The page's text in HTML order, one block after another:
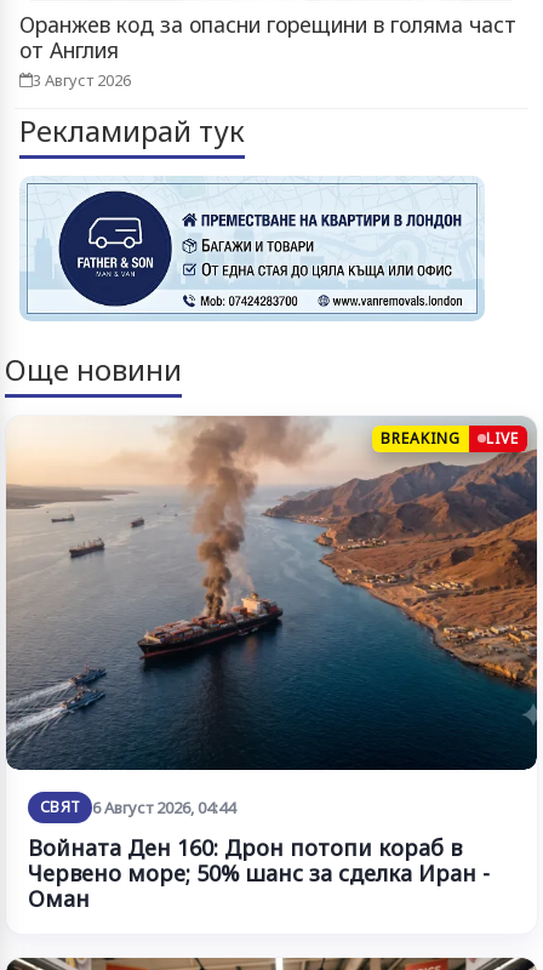
Оранжев код за опасни горещини в голяма част
от Англия
3 Август 2026
Рекламирай тук
Още новини
BREAKING LIVE
СВЯТ 6 Август 2026, 04:44
Войната Ден 160: Дрон потопи кораб в
Червено море; 50% шанс за сделка Иран -
Оман